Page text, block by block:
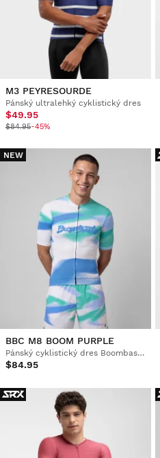
M3 PEYRESOURDE
Pánský ultralehký cyklistický dres
$49.95
$84.95-45%
NEW
BBC M8 BOOM PURPLE
Pánský cyklistický dres Boombastic
$84.95